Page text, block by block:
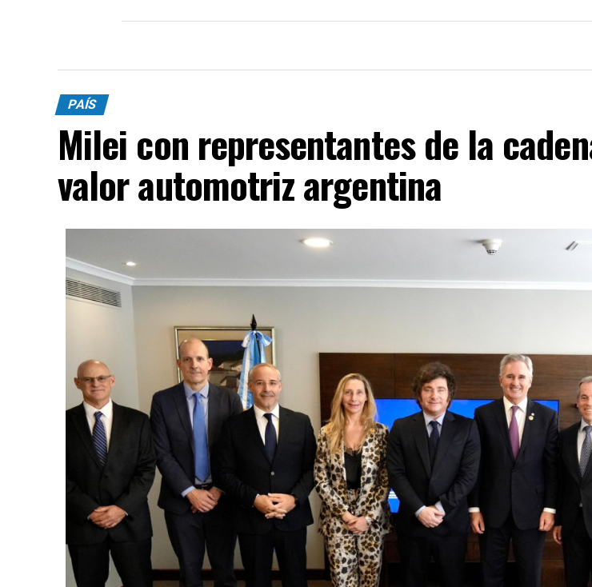
PAÍS
Milei con representantes de la
valor automotriz argentina